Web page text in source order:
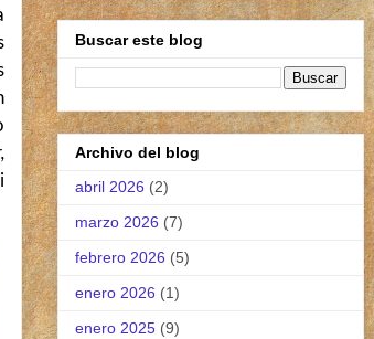
Buscar este blog
Archivo del blog
abril 2026 (2)
marzo 2026 (7)
febrero 2026 (5)
enero 2026 (1)
enero 2025 (9)